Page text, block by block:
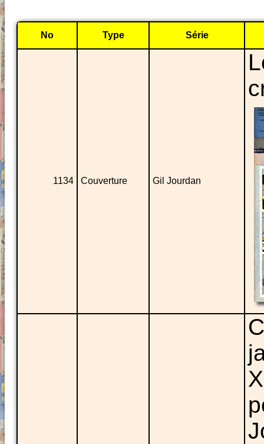
No Type Série
1134 Couverture Gil Jourdan